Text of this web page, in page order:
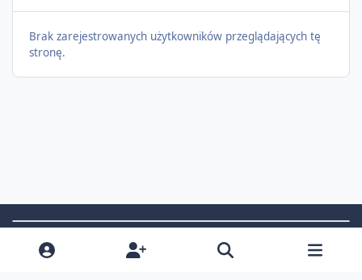
Brak zarejestrowanych użytkowników przeglądających tę
stronę.
Light ModeDark ModeSystem Preference
t